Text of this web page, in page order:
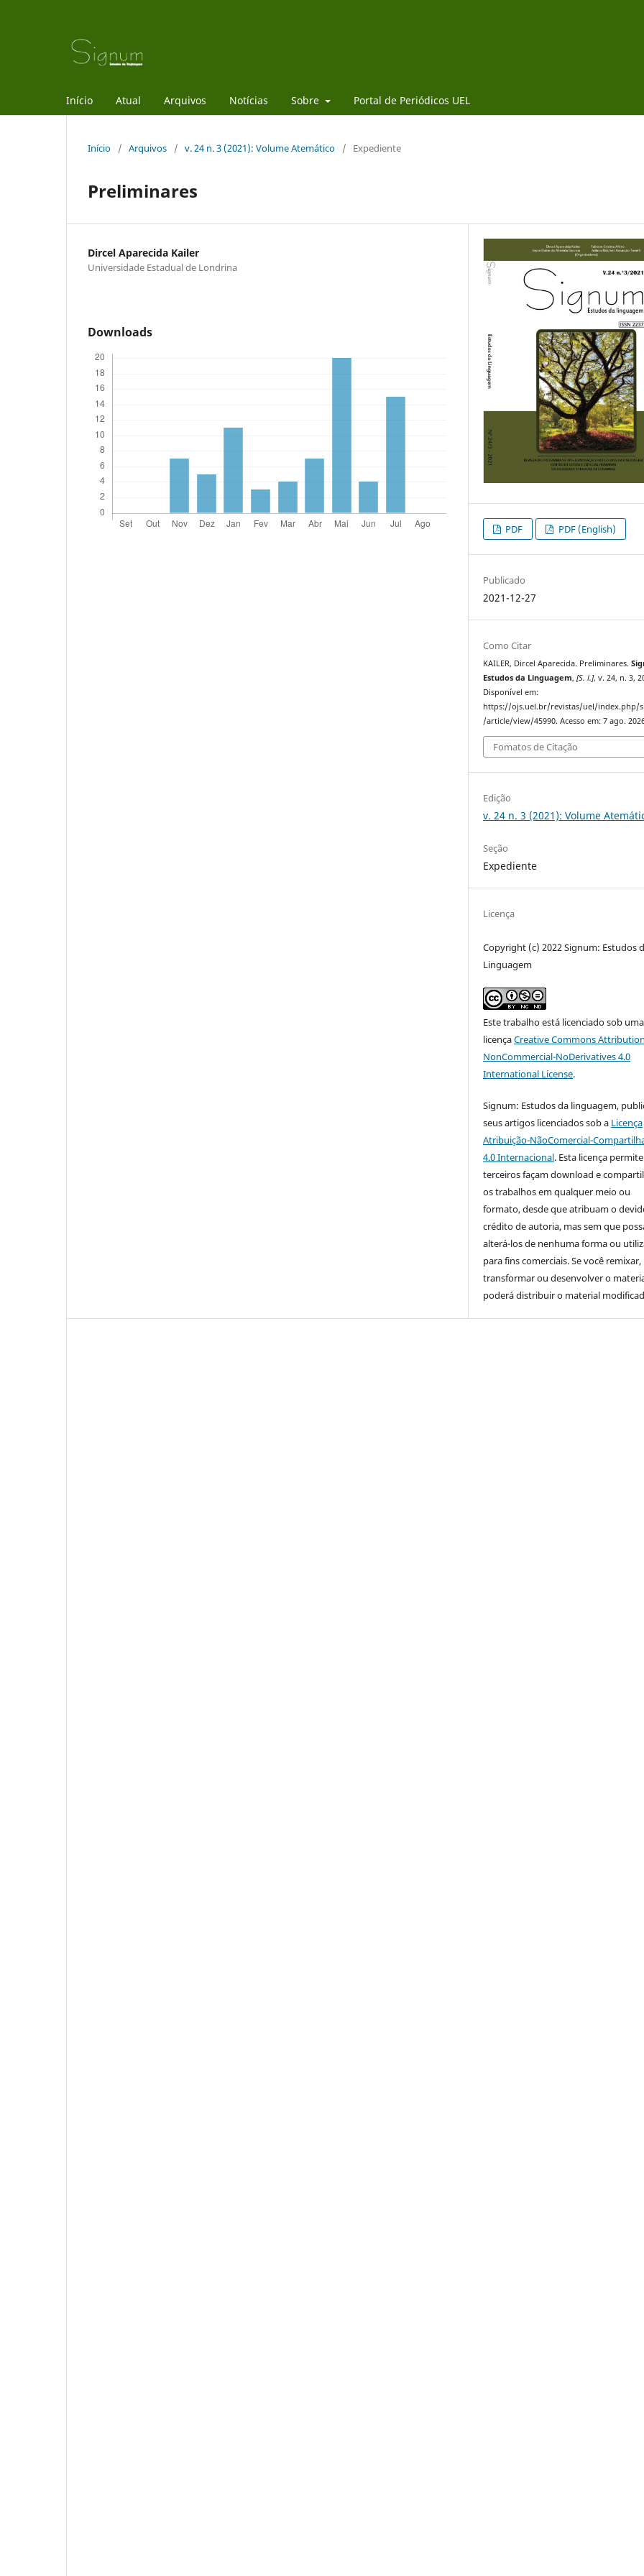
Início Atual Arquivos Notícias Sobre Portal de Periódicos UEL
Início / Arquivos / v. 24 n. 3 (2021): Volume Atemático / Expediente
Preliminares
Dircel Aparecida Kailer
Universidade Estadual de Londrina
Downloads
PDF PDF (English)
Publicado
2021-12-27
Como Citar
KAILER, Dircel Aparecida. Preliminares.
Estudos da Linguagem,[S. l.], v. 24, n. 3,
Disponível em:
https://ojs.uel.br/revistas/uel/index.php/
/article/view/45990. Acesso em: 7 ago.
Fomatos de Citação
Edição
v. 24 n. 3 (2021): Volume
Seção
Expediente
Licença
Copyright (c) 2022 Signum: Estudos
Linguagem
Este trabalho está licenciado sob uma
licençaCreative Commons
NonCommercial-NoDerivatives 4.0
International License.
Signum: Estudos da linguagem,
seus artigos licenciados sob a Licença
Atribuição-NãoComercial-
4.0 Internacional. Esta licença
terceiros façam download e
os trabalhos em qualquer meio ou
formato, desde que atribuam o
crédito de autoria, mas sem que
alterá-los de nenhuma forma ou
para fins comerciais. Se você remixar,
transformar ou desenvolver o
poderá distribuir o material